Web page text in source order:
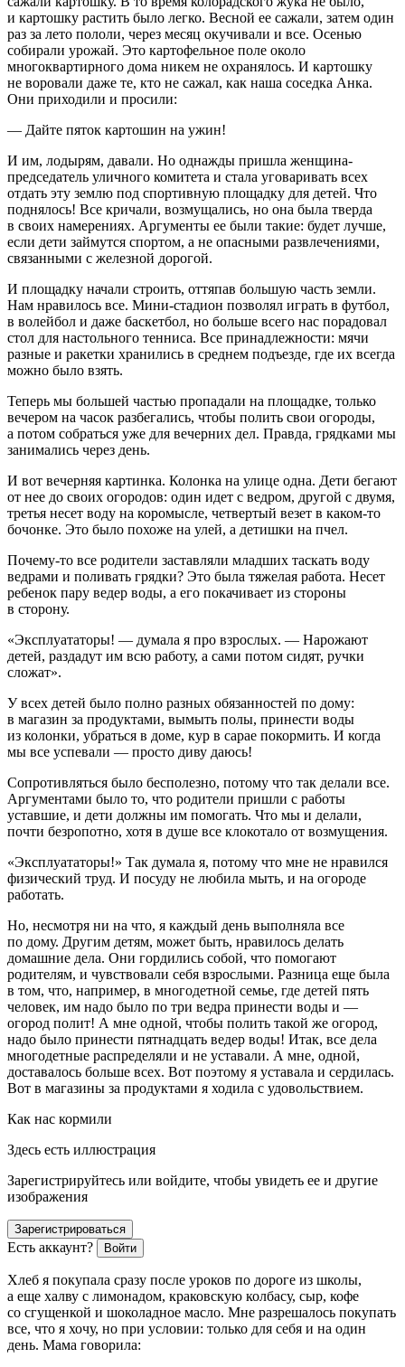
и картошку растить было легко. Весной ее сажали, затем один
раз за лето пололи, через месяц окучивали и все. Осенью
собирали урожай. Это картофельное поле около
многоквартирного дома никем не охранялось. И картошку
не воровали даже те, кто не сажал, как наша соседка Анка.
Они приходили и просили:
— Дайте пяток картошин на ужин!
И им, лодырям, давали. Но однажды пришла женщина-
председатель уличного комитета и стала уговаривать всех
отдать эту землю под спортивную площадку для детей. Что
поднялось! Все кричали, возмущались, но она была тверда
в своих намерениях. Аргументы ее были такие: будет лучше,
если дети займутся спортом, а не опасными развлечениями,
связанными с железной дорогой.
И площадку начали строить, оттяпав большую часть земли.
Нам нравилось все. Мини-стадион позволял играть в футбол,
в волейбол и даже баскетбол, но больше всего нас порадовал
стол для настольного тенниса. Все принадлежности: мячи
разные и ракетки хранились в среднем подъезде, где их всегда
можно было взять.
Теперь мы большей частью пропадали на площадке, только
вечером на часок разбегались, чтобы полить свои огороды,
а потом собраться уже для вечерних дел. Правда, грядками мы
занимались через день.
И вот вечерняя картинка. Колонка на улице одна. Дети бегают
от нее до своих огородов: один идет с ведром, другой с двумя,
третья несет воду на коромысле, четвертый везет в каком-то
бочонке. Это было похоже на улей, а детишки на пчел.
Почему-то все родители заставляли младших таскать воду
ведрами и поливать грядки? Это была тяжелая работа. Несет
ребенок пару ведер воды, а его покачивает из стороны
в сторону.
«Эксплуататоры! — думала я про взрослых. — Нарожают
детей, раздадут им всю работу, а сами потом сидят, ручки
сложат».
У всех детей было полно разных обязанностей по дому:
в магазин за продуктами, вымыть полы, принести воды
из колонки, убраться в доме, кур в сарае покормить. И когда
мы все успевали — просто диву даюсь!
Сопротивляться было бесполезно, потому что так делали все.
Аргументами было то, что родители пришли с работы
уставшие, и дети должны им помогать. Что мы и делали,
почти безропотно, хотя в душе все клокотало от возмущения.
«Эксплуататоры!» Так думала я, потому что мне не нравился
физический труд. И посуду не любила мыть, и на огороде
работать.
Но, несмотря ни на что, я каждый день выполняла все
по дому. Другим детям, может быть, нравилось делать
домашние дела. Они гордились собой, что помогают
родителям, и чувствовали себя взрослыми. Разница еще была
в том, что, например, в многодетной семье, где детей пять
человек, им надо было по три ведра принести воды и —
огород полит! А мне одной, чтобы полить такой же огород,
надо было принести пятнадцать ведер воды! Итак, все дела
многодетные распределяли и не уставали. А мне, одной,
доставалось больше всех. Вот поэтому я уставала и сердилась.
Вот в магазины за продуктами я ходила с удовольствием.
Как нас кормили
Здесь есть иллюстрация
Зарегистрируйтесь или войдите, чтобы увидеть ее и другие
изображения
Зарегистрироваться
Есть аккаунт? Войти
Хлеб я покупала сразу после уроков по дороге из школы,
а еще халву с лимонадом, краковскую колбасу, сыр, кофе
со сгущенкой и шоколадное масло. Мне разрешалось покупать
все, что я хочу, но при условии: только для себя и на один
день. Мама говорила: